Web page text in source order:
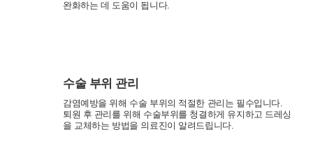
완화하는 데 도움이 됩니다.
수술 부위 관리
감염예방을 위해 수술 부위의 적절한 관리는 필수입니다.
퇴원 후 관리를 위해 수술부위를 청결하게 유지하고 드레싱
을 교체하는 방법을 의료진이 알려드립니다.
2. 개인정보 수집 방법
- 홈페이지, 온라인상담, 전화상담, 카카오톡상담, 실시간상담, 상담
신청, 서면양식, 팩스, 전화, 게시판, 이메일